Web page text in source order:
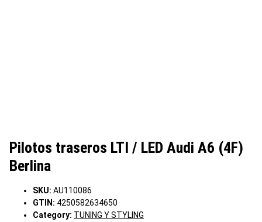
Pilotos traseros LTI / LED Audi A6 (4F)
Berlina
SKU: AU110086
GTIN: 4250582634650
Category: TUNING Y STYLING